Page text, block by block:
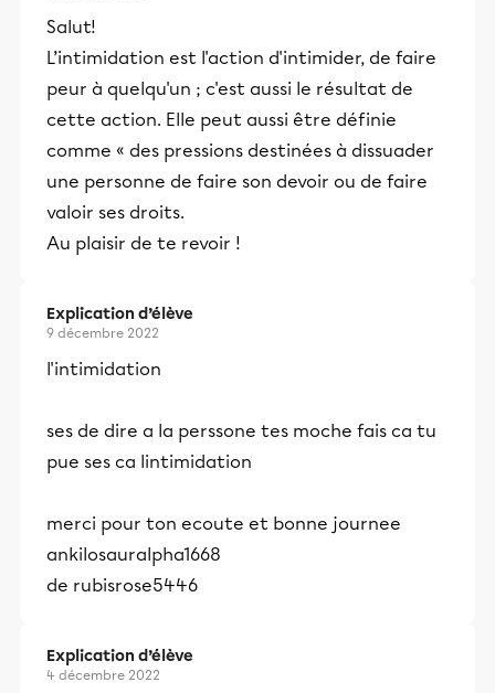
Salut!
L’intimidation est l'action d'intimider, de faire
peur à quelqu'un ; c'est aussi le résultat de
cette action. Elle peut aussi être définie
comme « des pressions destinées à dissuader
une personne de faire son devoir ou de faire
valoir ses droits.
Au plaisir de te revoir !
Explication d’élève
9 décembre 2022
l'intimidation
ses de dire a la perssone tes moche fais ca tu
pue ses ca lintimidation
merci pour ton ecoute et bonne journee
ankilosauralpha1668
de rubisrose5446
Explication d’élève
4 décembre 2022